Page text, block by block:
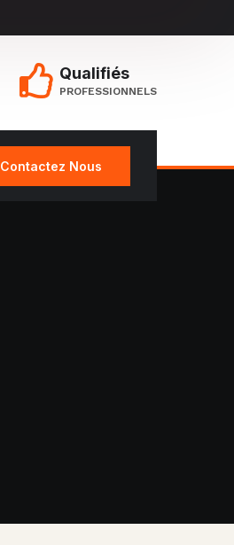
Qualifiés
PROFESSIONNELS
Contactez Nous